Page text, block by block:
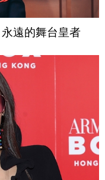
遠的舞台皇者